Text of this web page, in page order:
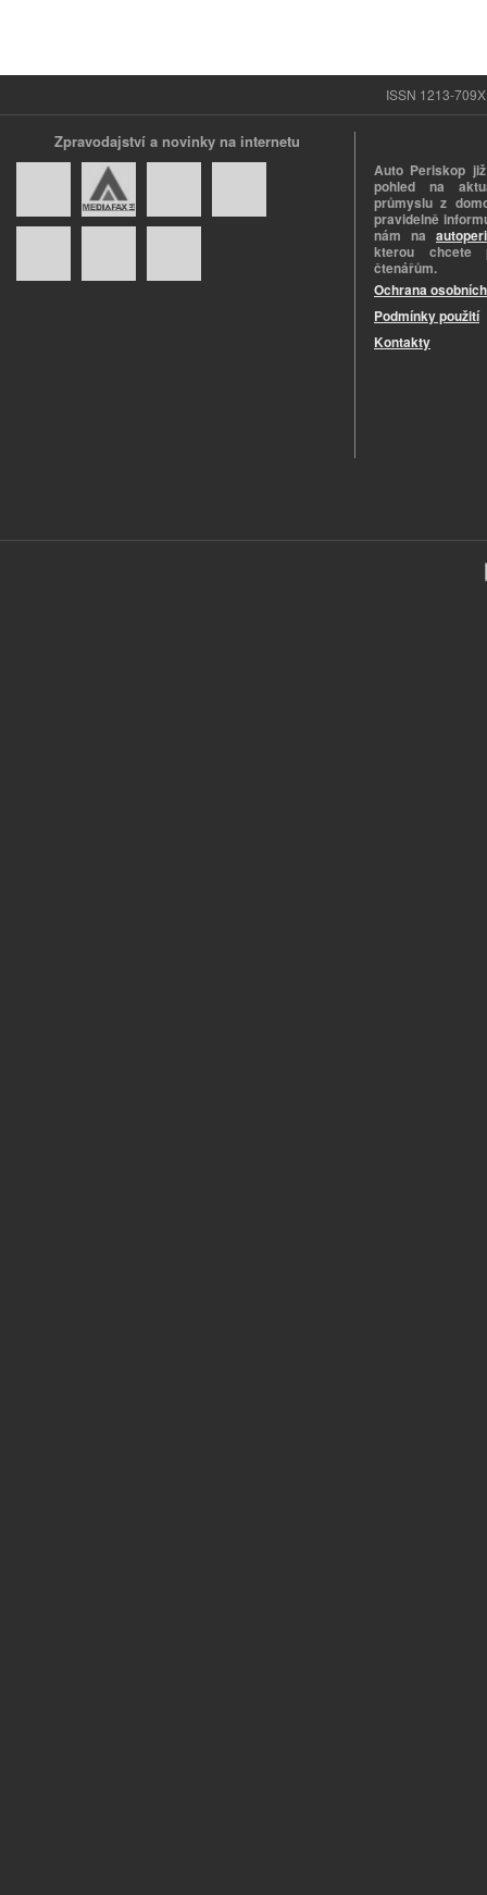
ISSN 1213-
Zpravodajství a novinky na internetu
Auto Periskop
pohled na
průmyslu z
pravidelně
nám na
kterou chcete
čtenářům.
Ochrana
Podmínky použití
Kontakty